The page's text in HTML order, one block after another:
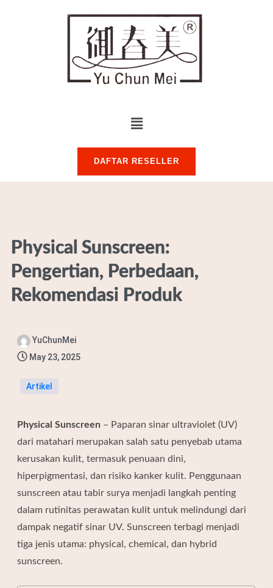
DAFTAR RESELLER
Physical Sunscreen:
Pengertian, Perbedaan,
Rekomendasi Produk
YuChunMei
May 23, 2025
Artikel
Physical Sunscreen – Paparan sinar ultraviolet (UV)
dari matahari merupakan salah satu penyebab utama
kerusakan kulit, termasuk penuaan dini,
hiperpigmentasi, dan risiko kanker kulit. Penggunaan
sunscreen atau tabir surya menjadi langkah penting
dalam rutinitas perawatan kulit untuk melindungi dari
dampak negatif sinar UV. Sunscreen terbagi menjadi
tiga jenis utama: physical, chemical, dan hybrid
sunscreen.